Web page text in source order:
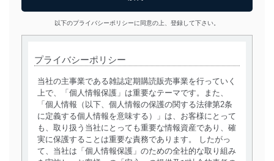
以下のプライバシーポリシーに同意の上、登録して下さい。
プライバシーポリシー
当社の主事業である雑誌定期購読販売事業を行っていく
上で、「個人情報保護」は重要なテーマです。また、
「個人情報（以下、個人情報の保護の関する法律第2条
に定義する個人情報を意味する）」は、お客様にとって
も、取り扱う当社にとっても重要な情報資産であり、確
実に保護することは重要な責務であります。 したがっ
て、当社は「個人情報保護」のための全社的な取り組み